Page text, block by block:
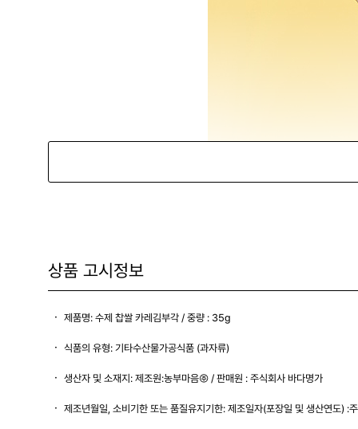
상품 고시정보
제품명: 수제 찹쌀 카레김부각 / 중량 : 35g
식품의 유형: 기타수산물가공식품 (과자류)
생산자 및 소재지: 제조원:농부마음㈜ / 판매원 : 주식회사 바다명가
제조년월일, 소비기한 또는 품질유지기한: 제조일자(포장일 및 생산연도)